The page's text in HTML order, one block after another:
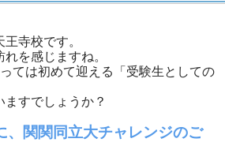
寺校です。
を感じますね。
ては初めて迎える「受験生としての
すでしょうか？
、関関同立大チャレンジのご